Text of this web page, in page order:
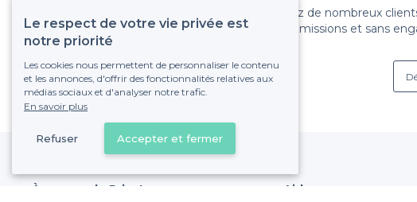
Gagnez de nombreux
Pas de commissions et sans
À propos de Privateaser Aide
Le respect de votre vie privée est
notre priorité
Les cookies nous permettent de personnaliser le contenu
et les annonces, d'offrir des fonctionnalités relatives aux
médias sociaux et d'analyser notre trafic.
En savoir plus
Refuser Accepter et fermer